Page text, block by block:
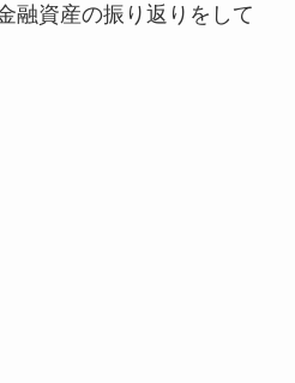
融資産の振り返りをして